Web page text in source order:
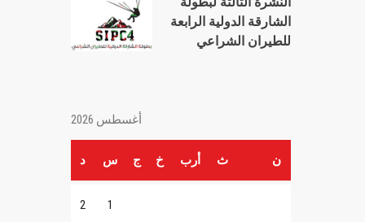
الشارقة الدولية الرابعة
للطيران الشراعي
أغسطس 2026
ن ث أرب خ ج س د
1
2